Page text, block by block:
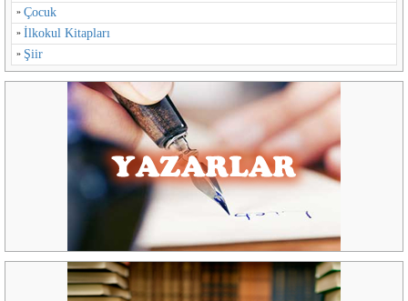
Çocuk
İlkokul Kitapları
Şiir